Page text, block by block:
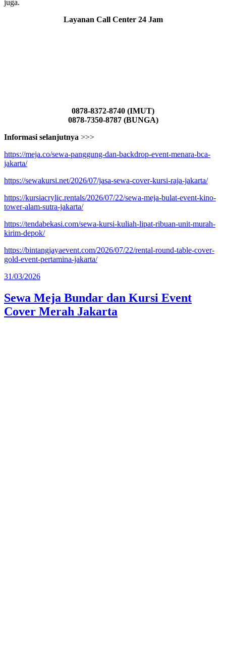
juga.
Layanan Call Center 24 Jam
0878-8372-8740 (IMUT)
0878-7350-8787 (BUNGA)
Informasi selanjutnya >>>
https://meja.co/sewa-panggung-dan-backdrop-event-menara-bca-
jakarta/
https://sewakursi.net/2026/07/jasa-sewa-cover-kursi-raja-jakarta/
https://kursiacrylic.rentals/2026/07/22/sewa-meja-bulat-event-kino-
tower-alam-sutra-jakarta/
https://tendabekasi.com/sewa-kursi-kuliah-lipat-ribuan-unit-murah-
kirim-depok/
https://bintangjayaevent.com/2026/07/22/rental-round-table-cover-
gold-event-pertamina-jakarta/
Diposkan
31/03/2026
Sewa Meja Bundar dan Kursi Event
Cover Merah Jakarta